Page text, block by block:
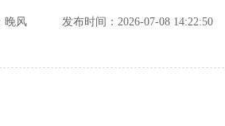
晚风 发布时间：2026-07-08 14:22:50